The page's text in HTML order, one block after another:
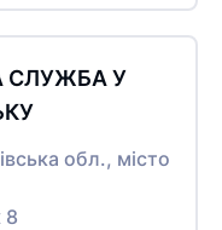
СЛУЖБА У
обл., місто
8